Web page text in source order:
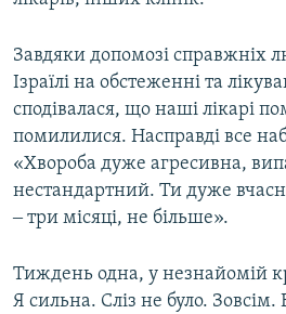
Завдяки допомозі справжніх
Ізраїлі на обстеженні та
сподівалася, що наші лікарі
помилилися. Насправді все
«Хвороба дуже агресивна,
нестандартний. Ти дуже
‒ три місяці, не більше».
Тиждень одна, у незнайомій
Я сильна. Сліз не було. Зовсім.